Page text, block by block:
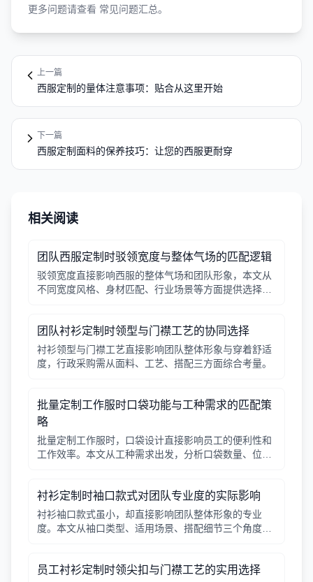
更多问题请查看 常见问题汇总。
上一篇
西服定制的量体注意事项：贴合从这里开始
下一篇
西服定制面料的保养技巧：让您的西服更耐穿
相关阅读
团队西服定制时驳领宽度与整体气场的匹配逻辑
驳领宽度直接影响西服的整体气场和团队形象，本文从
不同宽度风格、身材匹配、行业场景等方面提供选择逻
团队衬衫定制时领型与门襟工艺的协同选择
衬衫领型与门襟工艺直接影响团队整体形象与穿着舒适
度，行政采购需从面料、工艺、搭配三方面综合考量。
批量定制工作服时口袋功能与工种需求的匹配策
略
批量定制工作服时，口袋设计直接影响员工的便利性和
工作效率。本文从工种需求出发，分析口袋数量、位
衬衫定制时袖口款式对团队专业度的实际影响
衬衫袖口款式虽小，却直接影响团队整体形象的专业
度。本文从袖口类型、适用场景、搭配细节三个角度，
员工衬衫定制时领尖扣与门襟工艺的实用选择